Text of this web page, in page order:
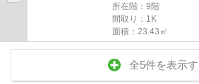
所在階：9階
間取り：1K
面積：23.43㎡
全5件を表示